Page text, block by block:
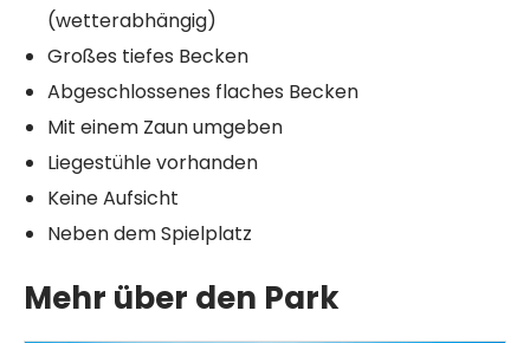
(wetterabhängig)
Großes tiefes Becken
Abgeschlossenes flaches Becken
Mit einem Zaun umgeben
Liegestühle vorhanden
Keine Aufsicht
Neben dem Spielplatz
Mehr über den Park